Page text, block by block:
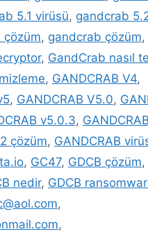
5.1 virüsü, gandcrab
çözüm, gandcrab çözüm,
, GandCrab nasıl
, GANDCRAB V4,
, GANDCRAB V5.0,
v5.0.3,
çözüm, GANDCRAB
, GC47, GDCB çözüm,
nedir, GDCB
,
,